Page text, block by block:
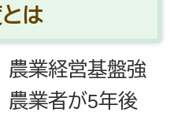
は
農業経営基盤強
農業者が5年後